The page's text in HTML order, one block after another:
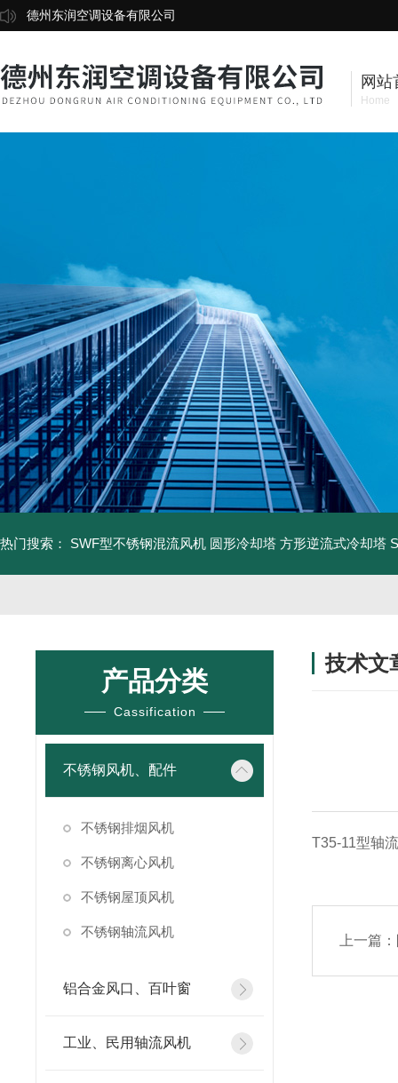
德州东润空调设备有限公司
网站
Home
热门搜索： SWF型不锈钢混流风机 圆形冷却塔 方形逆流式冷却塔
产品分类
Cassification
不锈钢风机、配件
不锈钢排烟风机
不锈钢离心风机
不锈钢屋顶风机
不锈钢轴流风机
铝合金风口、百叶窗
工业、民用轴流风机
技术文
T35-11型轴
上一篇：